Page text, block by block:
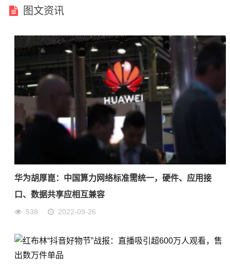
图文资讯
华为胡厚崑：中国算力网络标准需统一，硬件、应用接
口、数据共享应相互兼容
538 2022-09-26